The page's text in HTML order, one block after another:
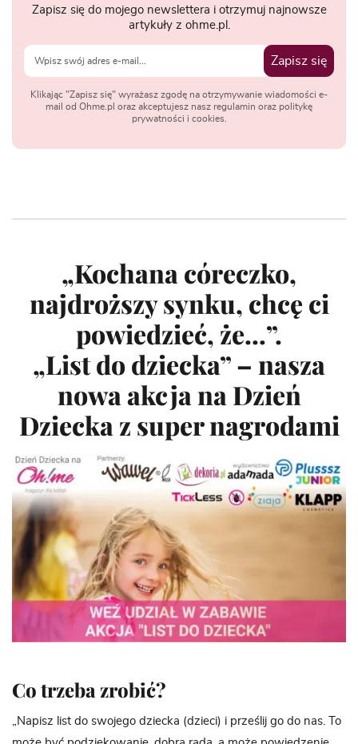
Zapisz się do mojego newslettera i otrzymuj najnowsze
artykuły z ohme.pl.
Zapisz się
Klikając "Zapisz się" wyrażasz zgodę na otrzymywanie wiadomości e-
mail od Ohme.pl oraz akceptujesz nasz regulamin oraz politykę
prywatności i cookies.
„Kochana córeczko,
najdroższy synku, chcę ci
powiedzieć, że…”.
„List do dziecka” – nasza
nowa akcja na Dzień
Dziecka z super nagrodami
Co trzeba zrobić?
„Napisz list do swojego dziecka (dzieci) i prześlij go do nas. To